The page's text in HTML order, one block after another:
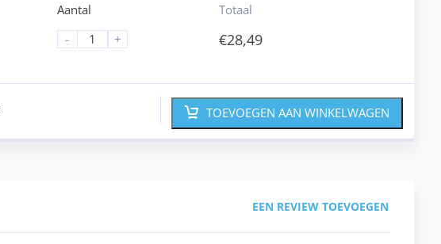
Aantal
-
+
Totaal
€28,49
TOEVOEGEN AAN WINKELWAGEN
EEN REVIEW TOEVOEGEN